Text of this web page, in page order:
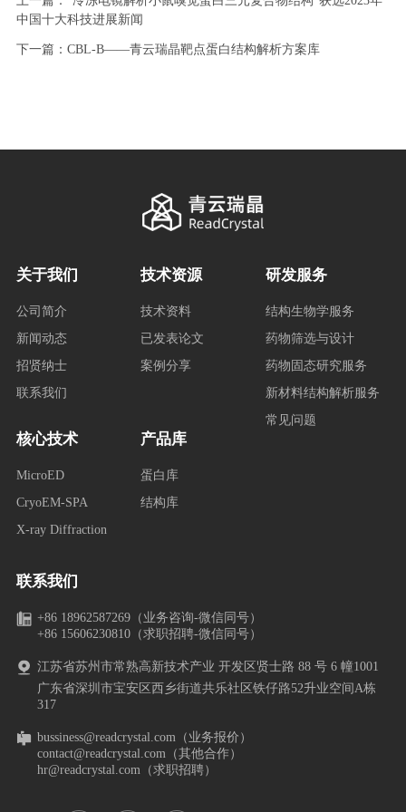
中国十大科技进展新闻
下一篇：CBL-B——青云瑞晶靶点蛋白结构解析方案库
研发服务
结构生物学服务
药物筛选与设计
药物固态研究服务
新材料结构解析服务
常见问题
产品库
蛋白库
结构库
核心技术
MicroED
CryoEM-SPA
X-ray Diffraction
技术资源
技术资料
已发表论文
案例分享
关于我们
公司简介
新闻动态
招贤纳士
联系我们
联系我们
+86 18962587269（业务咨询-微信同号）
+86 15606230810（求职招聘-微信同号）
江苏省苏州市常熟高新技术产业 开发区贤士路 88 号 6 幢1001
广东省深圳市宝安区西乡街道共乐社区铁仔路52升业空间A栋
317
bussiness@readcrystal.com（业务报价）
contact@readcrystal.com（其他合作）
hr@readcrystal.com（求职招聘）